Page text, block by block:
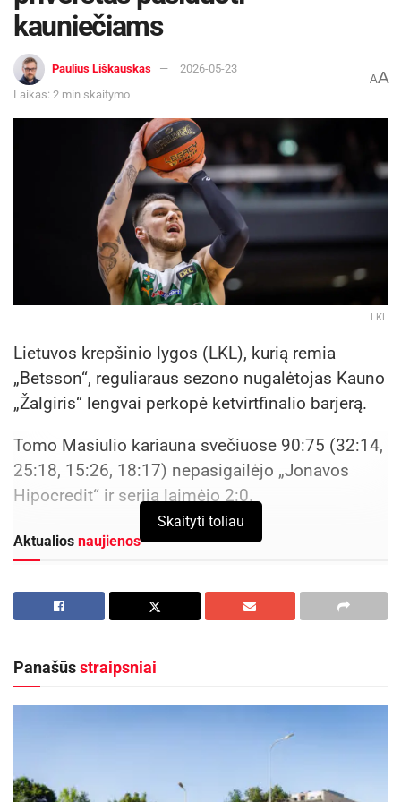
kauniečiams
Paulius Liškauskas
2026-05-23
Laikas: 2 min skaitymo
AA
LKL
Lietuvos krepšinio lygos (LKL), kurią remia
„Betsson“, reguliaraus sezono nugalėtojas Kauno
„Žalgiris“ lengvai perkopė ketvirtfinalio barjerą.
Tomo Masiulio kariauna svečiuose 90:75 (32:14,
25:18, 15:26, 18:17) nepasigailėjo „Jonavos
Hipocredit“ ir seriją laimėjo 2:0.
Aktualios naujienos
ir pasaulio greičio automodelių čempionatas
Savaitgalį geriausi Lietuvos slalomo meistrai
rinksis Zarasuose
102:82.
Skaityti toliau
Panašūsstraipsniai